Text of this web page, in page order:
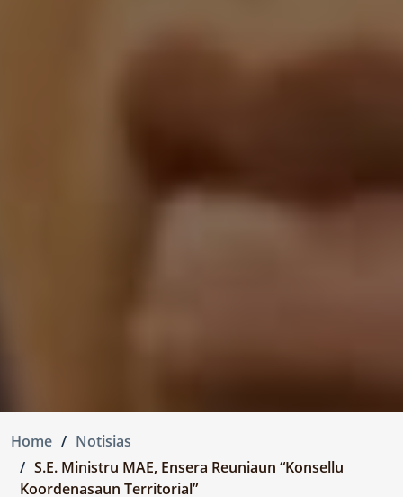
Home
Notisias
S.E. Ministru MAE, Ensera Reuniaun “Konsellu
Koordenasaun Territorial”